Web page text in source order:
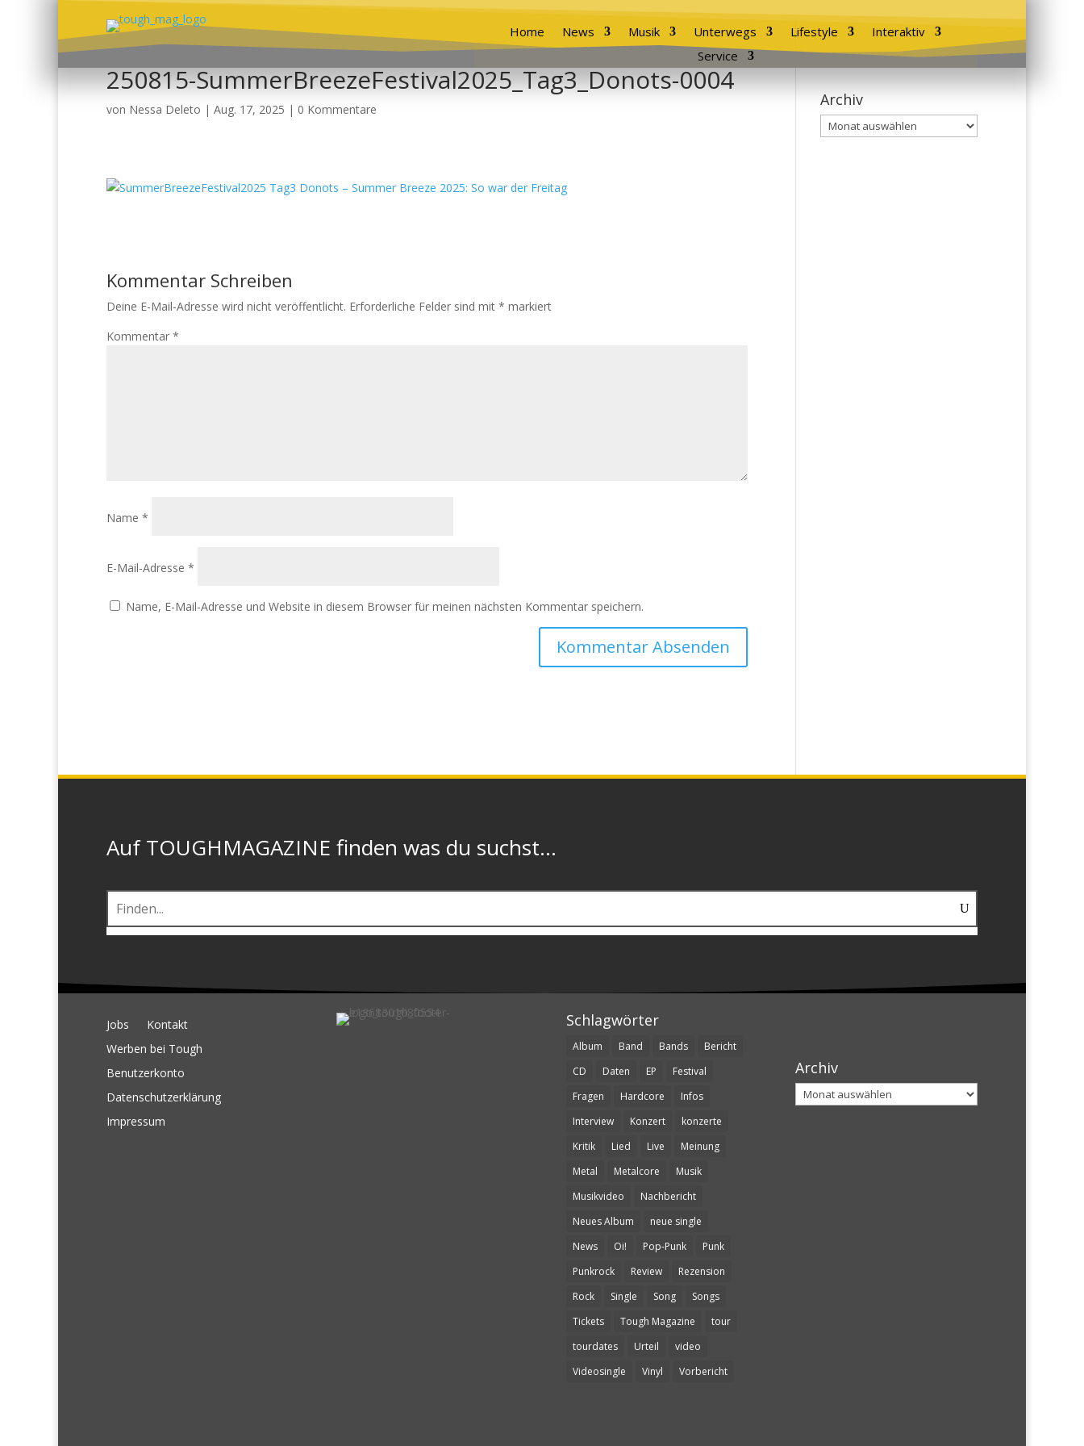
Home News Musik Unterwegs Lifestyle
Interaktiv
Service
250815-SummerBreezeFestival2025_Tag3_Donots-0004
von Nessa Deleto | Aug. 17, 2025 | 0 Kommentare
Kommentar Schreiben
Deine E-Mail-Adresse wird nicht veröffentlicht. Erforderliche Felder sind mit * markiert
Kommentar *
Name *
E-Mail-Adresse *
Name, E-Mail-Adresse und Website in diesem Browser für meinen nächsten Kommentar speichern.
Archiv
Archiv
Auf TOUGHMAGAZINE finden was du suchst...
Jobs
Kontakt
Werben bei Tough
Benutzerkonto
Datenschutzerklärung
Impressum
Schlagwörter
Album Band Bands
Bericht
CD
Daten EP
Festival
Fragen
Hardcore
Infos
Interview
Konzert
konzerte
Kritik
Lied Live
Meinung
Metal
Metalcore
Musik
Musikvideo
Nachbericht
Neues Album
neue single
News
Oi! Pop-Punk
Punk
Punkrock
Review
Rezension
Rock
Single Song
Songs
Tickets
Tough Magazine
tour
tourdates
Urteil
video
Videosingle
Vinyl Vorbericht
Archiv
Archiv